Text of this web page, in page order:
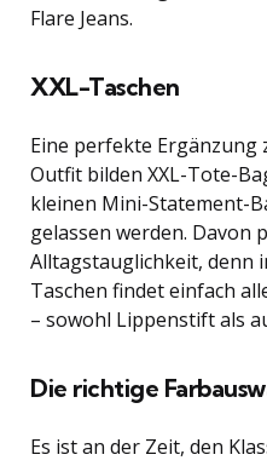
Flare Jeans.
XXL-Taschen
Eine perfekte Ergänzung
Outfit bilden XXL-Tote-
kleinen Mini-Statement-
gelassen werden. Davon
Alltagstauglichkeit, denn
Taschen findet einfach
– sowohl Lippenstift als
Die richtige
Es ist an der Zeit, den